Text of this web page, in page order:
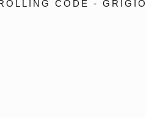
CODE - GRIGIO